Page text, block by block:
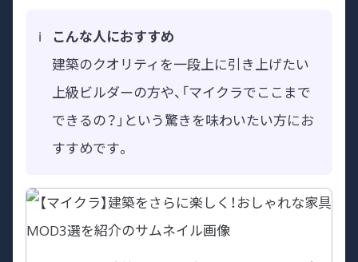
こんな人におすすめ
建築のクオリティを一段上に引き上げたい
上級ビルダーの方や、「マイクラでここまで
できるの？」という驚きを味わいたい方にお
すすめです。